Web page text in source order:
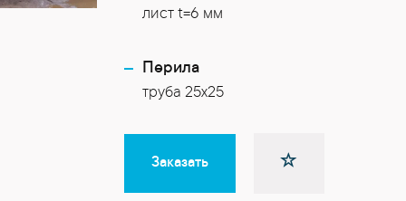
лист t=6 мм
Перила
труба 25х25
Заказать